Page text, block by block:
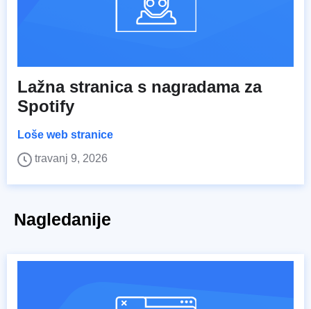
Lažna stranica s nagradama za
Spotify
Loše web stranice
travanj 9, 2026
Nagledanije